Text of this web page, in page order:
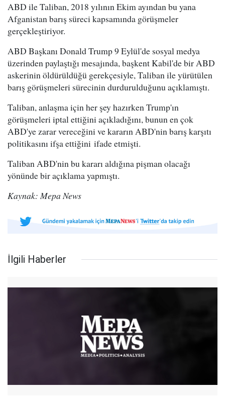
ABD ile Taliban, 2018 yılının Ekim ayından bu yana
Afganistan barış süreci kapsamında görüşmeler
gerçekleştiriyor.
ABD Başkanı Donald Trump 9 Eylül'de sosyal medya
üzerinden paylaştığı mesajında, başkent Kabil'de bir ABD
askerinin öldürüldüğü gerekçesiyle, Taliban ile yürütülen
barış görüşmeleri sürecinin durdurulduğunu açıklamıştı.
Taliban, anlaşma için her şey hazırken Trump'ın
görüşmeleri iptal ettiğini açıkladığını, bunun en çok
ABD'ye zarar vereceğini ve kararın ABD'nin barış karşıtı
politikasını ifşa ettiğini ifade etmişti.
Taliban ABD'nin bu kararı aldığına pişman olacağı
yönünde bir açıklama yapmıştı.
Kaynak: Mepa News
İlgili Haberler